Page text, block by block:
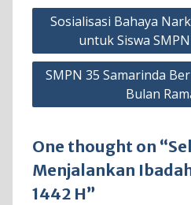
Navigasi
Sosialisasi Bahaya
untuk Siswa
SMPN 35 Samarinda
Bulan
One thought on
Menjalankan
1442 H”